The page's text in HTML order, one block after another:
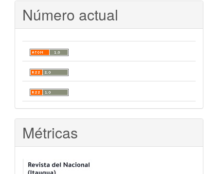
Número actual
Métricas